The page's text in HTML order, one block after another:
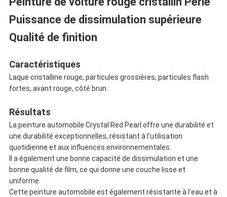
Puissance de dissimulation supérieure
Qualité de finition
Caractéristiques
Laque cristalline rouge, particules grossières, particules flash
fortes, avant rouge, côté brun.
Résultats
La peinture automobile Crystal Red Pearl offre une durabilité et
une durabilité exceptionnelles, résistant à l'utilisation
quotidienne et aux influences environnementales.
Il a également une bonne capacité de dissimulation et une
bonne qualité de film, ce qui donne une couche lisse et
uniforme.
Cette peinture automobile est également résistante à l'eau et à